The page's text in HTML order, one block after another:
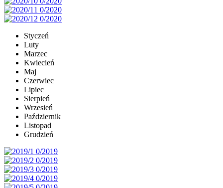
Styczeń
Luty
Marzec
Kwiecień
Maj
Czerwiec
Lipiec
Sierpień
Wrzesień
Październik
Listopad
Grudzień